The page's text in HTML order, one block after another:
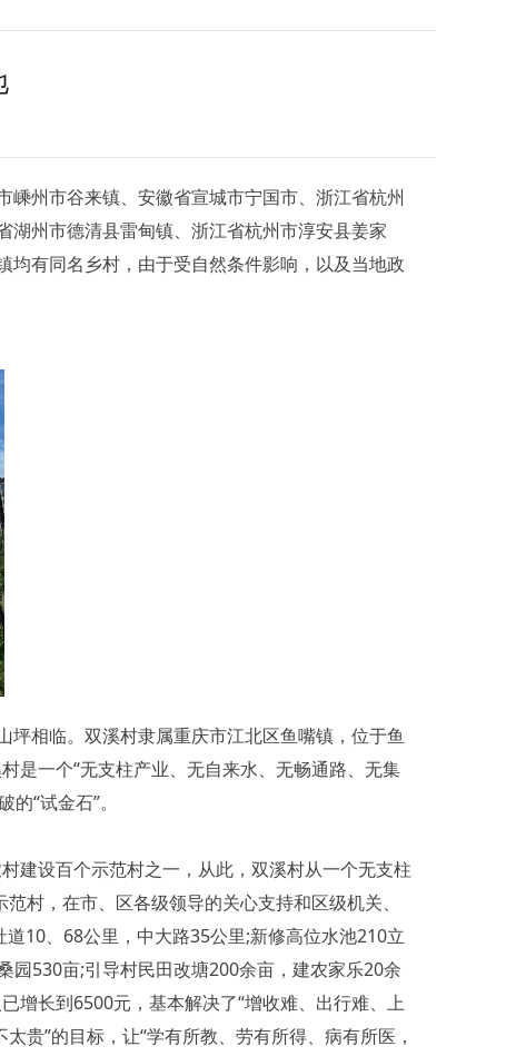
州市谷来镇、安徽省宣城市宁国市、浙江省杭州
州市德清县雷甸镇、浙江省杭州市淳安县姜家
有同名乡村，由于受自然条件影响，以及当地政
相临。双溪村隶属重庆市江北区鱼嘴镇，位于鱼
是一个“无支柱产业、无自来水、无畅通路、无集
“试金石”。
设百个示范村之一，从此，双溪村从一个无支柱
村，在市、区各级领导的关心支持和区级机关、
10、68公里，中大路35公里;新修高位水池210立
园530亩;引导村民田改塘200余亩，建农家乐20余
增长到6500元，基本解决了“增收难、出行难、上
贵”的目标，让“学有所教、劳有所得、病有所医，